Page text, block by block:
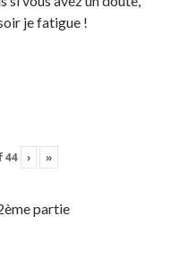
je fatigue !
44 › »
partie